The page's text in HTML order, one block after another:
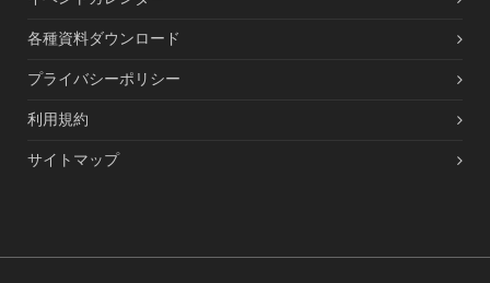
各種資料ダウンロード
プライバシーポリシー
利用規約
サイトマップ